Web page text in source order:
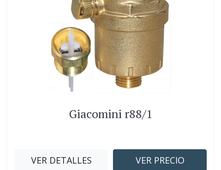
Giacomini r88/1
VER DETALLES VER PRECIO